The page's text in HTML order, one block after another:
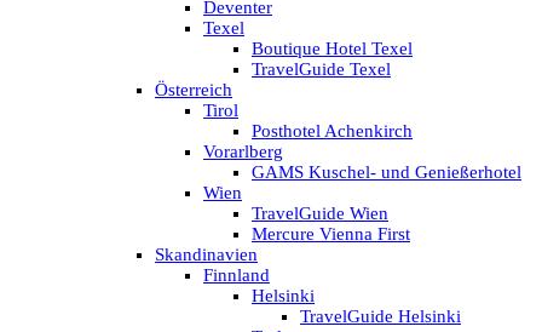
Deventer
Texel
Boutique Hotel Texel
TravelGuide Texel
Österreich
Tirol
Posthotel Achenkirch
Vorarlberg
GAMS Kuschel- und Genießerhotel
Wien
TravelGuide Wien
Mercure Vienna First
Skandinavien
Finnland
Helsinki
TravelGuide Helsinki